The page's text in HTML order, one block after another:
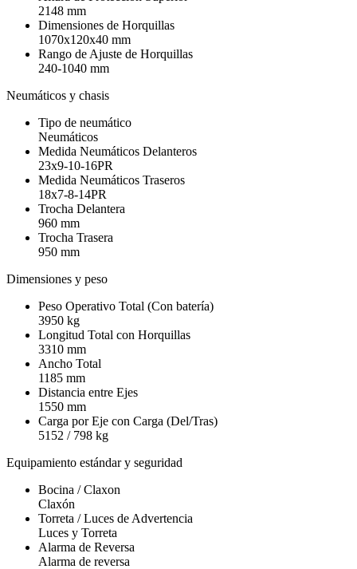
2148 mm
Dimensiones de Horquillas
1070x120x40 mm
Rango de Ajuste de Horquillas
240-1040 mm
Neumáticos y chasis
Tipo de neumático
Neumáticos
Medida Neumáticos Delanteros
23x9-10-16PR
Medida Neumáticos Traseros
18x7-8-14PR
Trocha Delantera
960 mm
Trocha Trasera
950 mm
Dimensiones y peso
Peso Operativo Total (Con batería)
3950 kg
Longitud Total con Horquillas
3310 mm
Ancho Total
1185 mm
Distancia entre Ejes
1550 mm
Carga por Eje con Carga (Del/Tras)
5152 / 798 kg
Equipamiento estándar y seguridad
Bocina / Claxon
Claxón
Torreta / Luces de Advertencia
Luces y Torreta
Alarma de Reversa
Alarma de reversa